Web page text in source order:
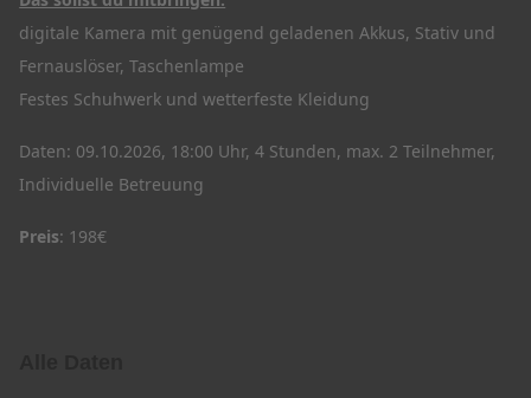
digitale Kamera mit genügend geladenen Akkus, Stativ und
Fernauslöser, Taschenlampe
Festes Schuhwerk und wetterfeste Kleidung
Daten: 09.10.2026, 18:00 Uhr, 4 Stunden, max. 2 Teilnehmer,
Individuelle Betreuung
Preis: 198€